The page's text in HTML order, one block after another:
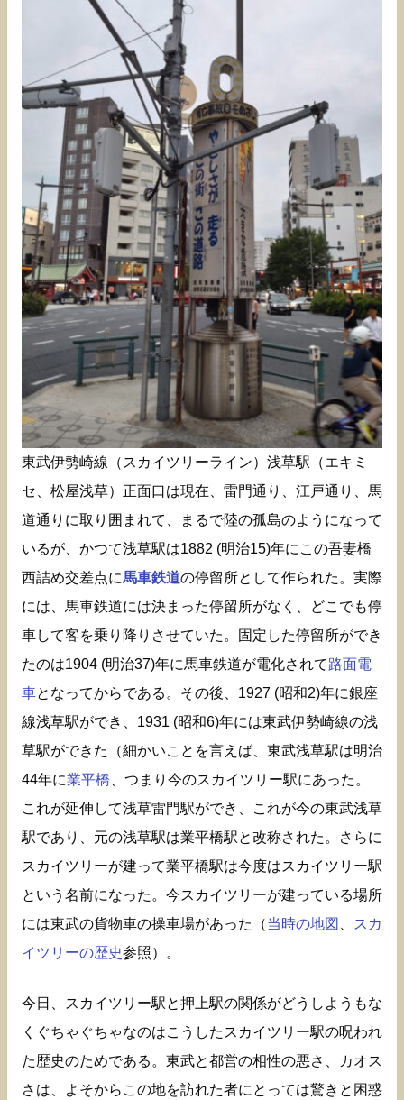
東武伊勢崎線（スカイツリーライン）浅草駅（エキミ
セ、松屋浅草）正面口は現在、雷門通り、江戸通り、馬
道通りに取り囲まれて、まるで陸の孤島のようになって
いるが、かつて浅草駅は1882 (明治15)年にこの吾妻橋
西詰め交差点に馬車鉄道の停留所として作られた。実際
には、馬車鉄道には決まった停留所がなく、どこでも停
車して客を乗り降りさせていた。固定した停留所ができ
たのは1904 (明治37)年に馬車鉄道が電化されて路面電
車となってからである。その後、1927 (昭和2)年に銀座
線浅草駅ができ、1931 (昭和6)年には東武伊勢崎線の浅
草駅ができた（細かいことを言えば、東武浅草駅は明治
44年に業平橋 、つまり今のスカイツリー駅にあった。
これが延伸して浅草雷門駅ができ、これが今の東武浅草
駅であり、元の浅草駅は業平橋駅と改称された。さらに
スカイツリーが建って業平橋駅は今度はスカイツリー駅
という名前になった。今スカイツリーが建っている場所
には東武の貨物車の操車場があった（当時の地図
スカ
イツリーの歴史参照）。
今日、スカイツリー駅と押上駅の関係がどうしようもな
くぐちゃぐちゃなのはこうしたスカイツリー駅の呪われ
た歴史のためである。東武と都営の相性の悪さ、カオス
さは、よそからこの地を訪れた者にとっては驚きと困惑